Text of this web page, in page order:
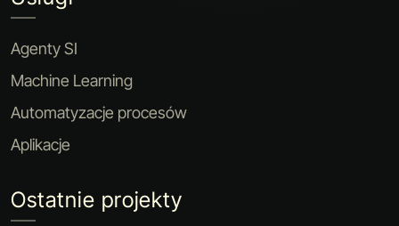
Agenty SI
Machine Learning
Automatyzacje procesów
Aplikacje
Ostatnie projekty